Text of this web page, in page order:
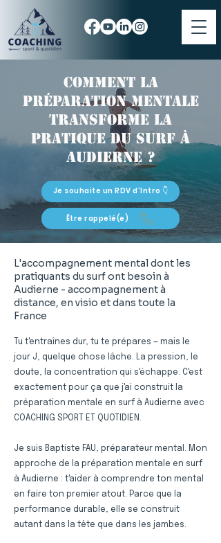
Comment la
préparation mentale
transforme la
pratique du surf à
Audierne ?
Je souhaite un RDV d'Intro 👇
Être rappelé(e)
L'accompagnement mental dont les
pratiquants du surf ont besoin à
Audierne - accompagnement à
distance, en visio et dans toute la
France
Tu t'entraînes dur, tu te prépares — mais le
jour J, quelque chose lâche. La pression, le
doute, la concentration qui s'échappe. C'est
exactement pour ça que j'ai construit la
préparation mentale en surf à Audierne avec
COACHING SPORT ET QUOTIDIEN.
Je suis Baptiste FAU, préparateur mental. Mon
approche de la préparation mentale en surf
à Audierne : t'aider à comprendre ton mental
en faire ton premier atout. Parce que la
performance durable, elle se construit
autant dans la tête que dans les jambes.